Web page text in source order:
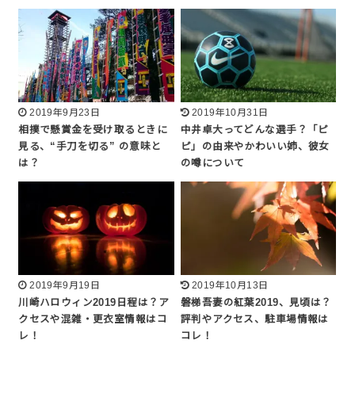
2019年9月23日
相撲で懸賞金を受け取るときに
見る、“手刀を切る” の意味と
は？
2019年10月31日
中井卓大ってどんな選手？「ピ
ピ」の由来やかわいい姉、彼女
の噂について
2019年9月19日
川崎ハロウィン2019日程は？ア
クセスや混雑・更衣室情報はコ
レ！
2019年10月13日
磐梯吾妻の紅葉2019、見頃は？
評判やアクセス、駐車場情報は
コレ！